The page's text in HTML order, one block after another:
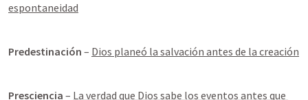
espontaneidad
Predestinación – Dios planeó la salvación antes de la creación
Presciencia – La verdad que Dios sabe los eventos antes que